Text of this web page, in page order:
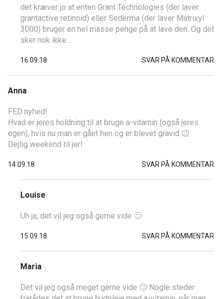
det kræver jo at enten Grant Technologies (der laver
grantactive retinoid) eller Sederma (der laver Matrixyl
3000) bruger en hel masse penge på at lave den. Og det
sker nok ikke…
16.09.18 SVAR PÅ KOMMENTAR
Anna
FED nyhed!
Hvad er jeres holdning til at bruge a-vitamin (også jeres
egen), hvis nu man er gået hen og er blevet gravid 😉
Dejlig weekend til jer!
14.09.18 SVAR PÅ KOMMENTAR
Louise
Uh ja, det vil jeg også gerne vide 🙂
15.09.18 SVAR PÅ KOMMENTAR
Maria
Det vil jeg også meget gerne vide 🙂 Nogle steder